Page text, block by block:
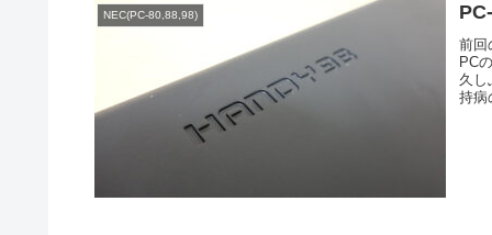
NEC(PC-80,88,98)
前回
PC
久し
持病